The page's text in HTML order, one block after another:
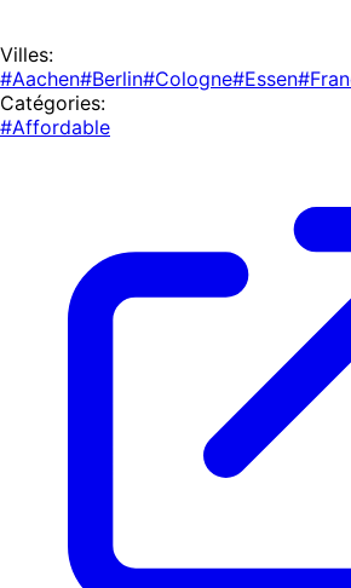
Villes:
#Aachen#Berlin#Cologne#Essen
Catégories:
#Affordable